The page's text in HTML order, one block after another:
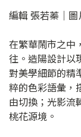
編輯 張若蓁｜
在繁華鬧市之中
往。造陽設計以
對美學細節的精
粹的色彩語彙，
由切換；光影流
桃花源境。